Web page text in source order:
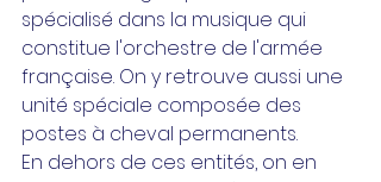
spécialisé dans la musique qui
constitue l'orchestre de l'armée
française. On y retrouve aussi une
unité spéciale composée des
postes à cheval permanents.
En dehors de ces entités, on en